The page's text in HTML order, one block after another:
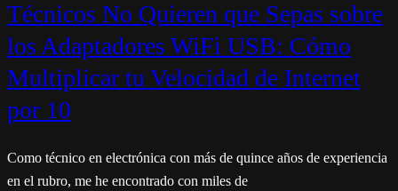
Técnicos No Quieren que Sepas sobre
los Adaptadores WiFi USB: Cómo
Multiplicar tu Velocidad de Internet
por 10
Como técnico en electrónica con más de quince años de experiencia
en el rubro, me he encontrado con miles de